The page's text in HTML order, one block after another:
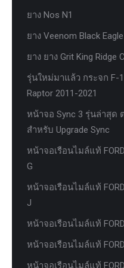
ยาง Nos N1
ยาง Veenom Black Eagle
ยาง ยาง Grit King Ridge
รุ่นใหม่มาแล้ว กระจก F-
Raptor 2011-2021
หน้าจอ Sync 3 รุ่นล่าสุด
สำหรับ Upgrade Sync
หน้าจอเรือนไมล์แท้ FORD
G
หน้าจอเรือนไมล์แท้ FORD
J
หน้าจอเรือนไมล์แท้
หน้าจอเรือนไมล์แท้
หน้าจอเรือนไมล์แท้